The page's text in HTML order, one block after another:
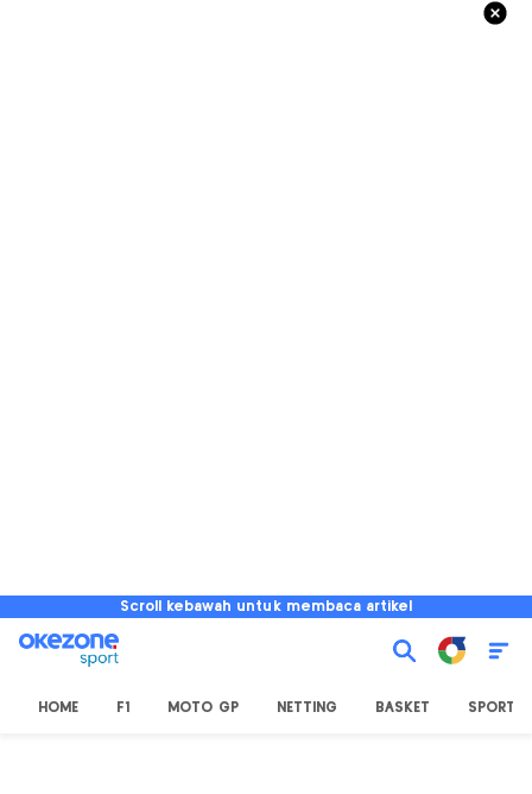
Scroll kebawah untuk membaca artikel
HOME F1 MOTO GP NETTING BASKET SPORT